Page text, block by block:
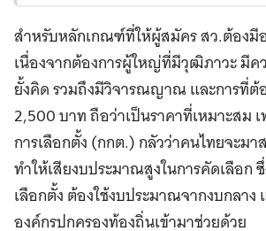
สำหรับหลักเกณฑ์ที่ให้ผู้สมัคร สว.ต้องมี
เนื่องจากต้องการผู้ใหญ่ที่มีวุฒิภาวะ มีค
ยั้งคิด รวมถึงมีวิจารณญาณ และการที่ต้
2,500 บาท ถือว่าเป็นราคาที่เหมาะสม
การเลือกตั้ง (กกต.) กลัวว่าคนไทยจะม
ทำให้เสียงบประมาณสูงในการคัดเลือก
เลือกตั้ง ต้องใช้งบประมาณจากงบกลาง
องค์กรปกครองท้องถิ่นเข้ามาช่วยด้วย